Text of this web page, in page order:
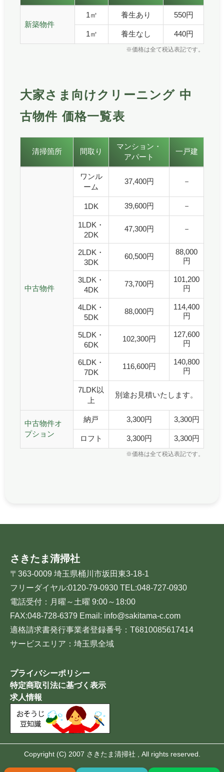
大家さま向けクリーニング 新築物件 価格一覧表
新築物件
1㎡ 養生あり 550円
1㎡ 養生なし 440円
※価格は全て税込表記です。
大家さま向けクリーニング 中
古物件 価格一覧表
大家さま向けクリーニング 中古物件の価格一覧表です。
清掃箇所 間取り
マンション・
アパート
一戸建
中古物件
ワンル
ーム
37,400円 －
1DK 39,600円 －
1LDK・
2DK
47,300円 －
2LDK・
3DK
60,500円
88,000
円
3LDK・
4DK
73,700円
101,200
円
4LDK・
5DK
88,000円
114,400
円
5LDK・
6DK
102,300円
127,600
円
6LDK・
7DK
116,600円
140,800
円
7LDK以
上
別途お見積いたします。
中古物件オ
プション
納戸 3,300円 3,300円
ロフト 3,300円 3,300円
※価格は全て税込表記です。
さきたま清掃社
〒363-0009 埼玉県桶川市坂田東3-18-1
フリーダイヤル:0120-79-0930 TEL:048-727-0930
電話受付：月曜～土曜 9:00～18:00
FAX:048-728-6379 Email: info@sakitama-c.com
適格請求書発行事業者登録番号：T6810085617414
サービスエリア：埼玉県全域
プライバシーポリシー
特定商取引法に基づく表示
求人情報
Copyright (C) 2007 さきたま清掃社 , All rights reserved.